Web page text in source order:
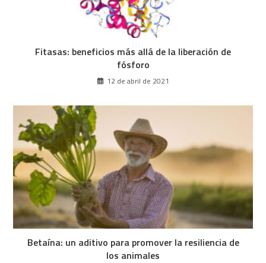
Fitasas: beneficios más allá de la liberación de
fósforo
12 de abril de 2021
Betaína: un aditivo para promover la resiliencia de
los animales